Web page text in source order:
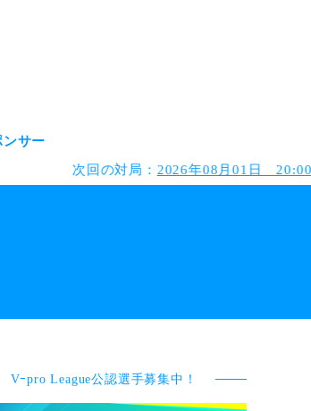
ンサー
2026年08月01日 20:00 【 #VPL 公式
Vｰpro League公認選手募集中！